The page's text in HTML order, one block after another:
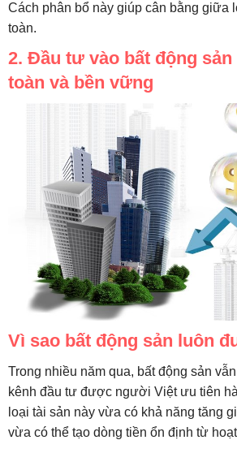
Cách phân bổ này giúp cân bằng giữa
toàn.
2. Đầu tư vào bất động
toàn và bền vững
Vì sao bất động sản luôn
Trong nhiều năm qua, bất động sản
kênh đầu tư được người Việt ưu tiên
loại tài sản này vừa có khả năng tăng
vừa có thể tạo dòng tiền ổn định từ